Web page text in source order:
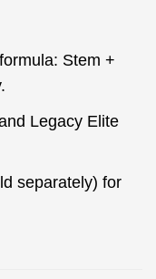
Stem +
Legacy Elite
separately) for